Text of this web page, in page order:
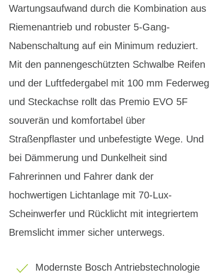
Wartungsaufwand durch die Kombination aus
Riemenantrieb und robuster 5-Gang-
Nabenschaltung auf ein Minimum reduziert.
Mit den pannengeschützten Schwalbe Reifen
und der Luftfedergabel mit 100 mm Federweg
und Steckachse rollt das Premio EVO 5F
souverän und komfortabel über
Straßenpflaster und unbefestigte Wege. Und
bei Dämmerung und Dunkelheit sind
Fahrerinnen und Fahrer dank der
hochwertigen Lichtanlage mit 70-Lux-
Scheinwerfer und Rücklicht mit integriertem
Bremslicht immer sicher unterwegs.
Modernste Bosch Antriebstechnologie